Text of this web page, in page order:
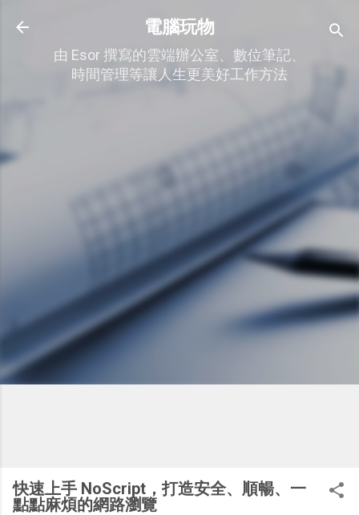
跳到主要內容
電腦玩物
由 Esor 撰寫的雲端辦公室、數位筆記、
時間管理等讓人生更美好工作方法
快速上手 NoScript，打造安全、順暢、一
點點麻煩的網路瀏覽